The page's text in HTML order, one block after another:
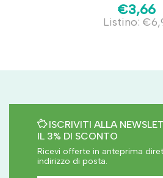
€3,66
Listino:
ISCRIVITI ALLA
IL 3% DI SCONTO
Ricevi offerte in anteprima
indirizzo di posta.